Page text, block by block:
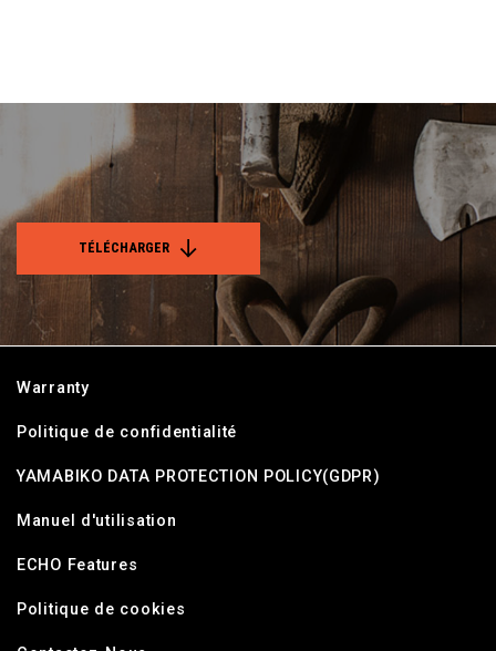
TÉLÉCHARGER
Warranty
Politique de confidentialité
YAMABIKO DATA PROTECTION POLICY(GDPR)
Manuel d'utilisation
ECHO Features
Politique de cookies